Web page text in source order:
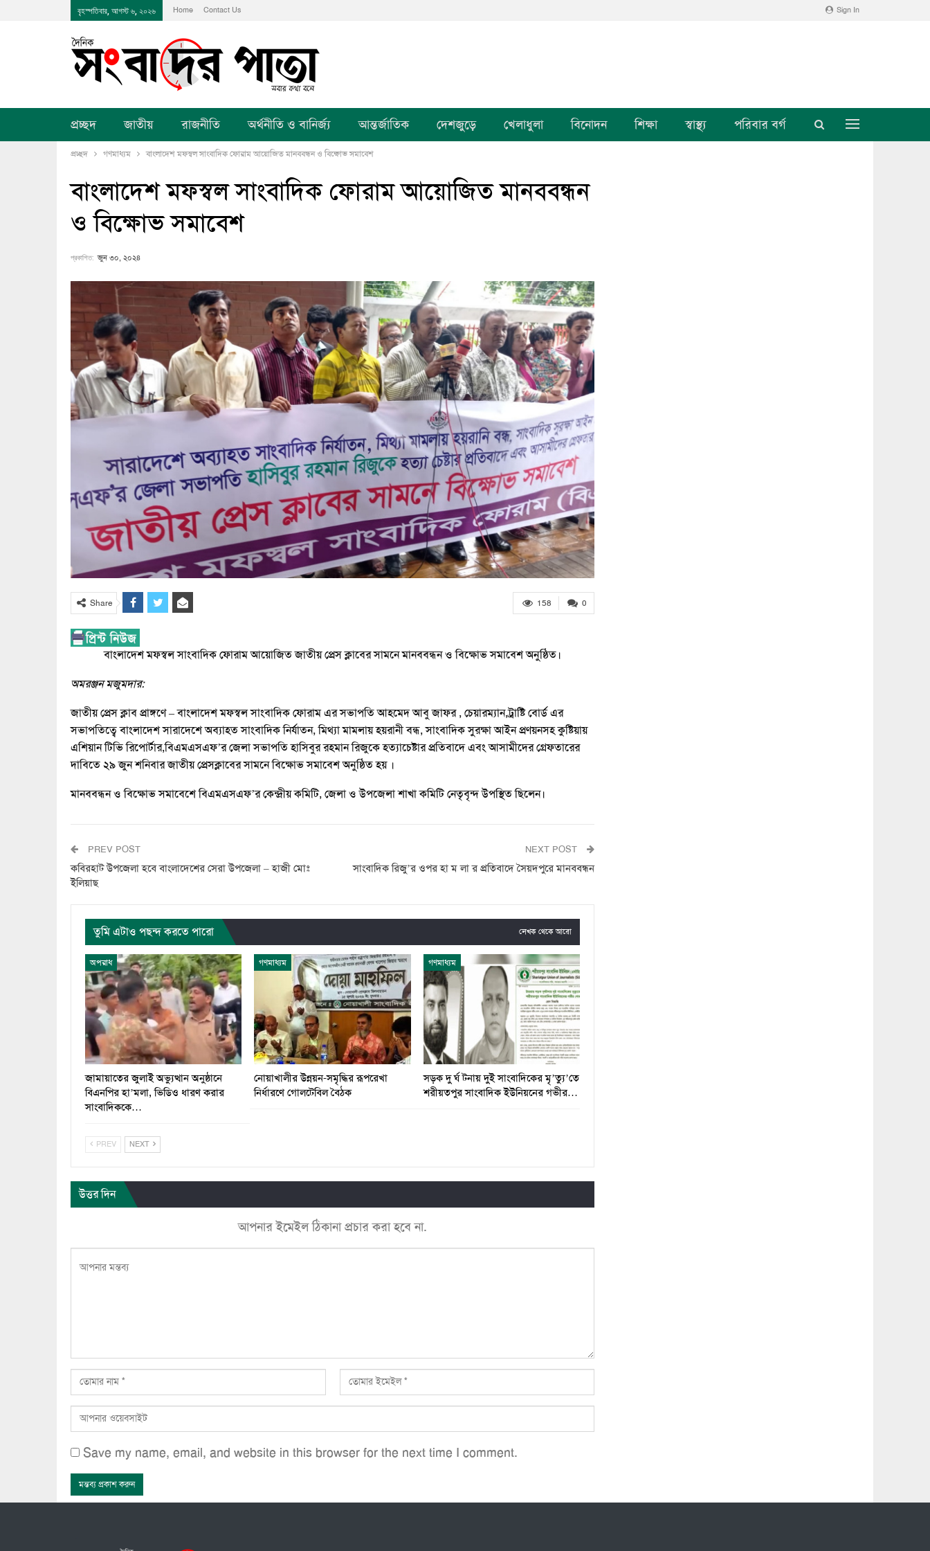
Sign In
বৃহস্পতিবার, আগস্ট ৬, ২০২৬ Home Contact Us
প্রচ্ছদ জাতীয় রাজনীতি অর্থনীতি ও বানির্জ্য আন্তর্জাতিক দেশজুড়ে খেলাধুলা বিনোদন শিক্ষা স্বাস্থ্য পরিবার বর্গ
প্রচ্ছদ গণমাধ্যম বাংলাদেশ মফস্বল সাংবাদিক ফোরাম আয়োজিত মানববন্ধন ও বিক্ষোভ সমাবেশ
বাংলাদেশ মফস্বল সাংবাদিক ফোরাম আয়োজিত মানববন্ধন
ও বিক্ষোভ সমাবেশ
প্রকাশিত: জুন ৩০, ২০২৪
0
158
Share
বাংলাদেশ মফস্বল সাংবাদিক ফোরাম আয়োজিত জাতীয় প্রেস ক্লাবের সামনে মানববন্ধন ও বিক্ষোভ সমাবেশ অনুষ্ঠিত।
অমরঞ্জন মজুমদার:
জাতীয় প্রেস ক্লাব প্রাঙ্গণে – বাংলাদেশ মফস্বল সাংবাদিক ফোরাম এর সভাপতি আহমেদ আবু জাফর , চেয়ারম্যান,ট্রাষ্টি বোর্ড এর
সভাপতিত্বে বাংলাদেশ সারাদেশে অব্যাহত সাংবাদিক নির্যাতন, মিথ্যা মামলায় হয়রানী বন্ধ, সাংবাদিক সুরক্ষা আইন প্রণয়নসহ কুষ্টিয়ায়
এশিয়ান টিভি রিপোর্টার,বিএমএসএফ’র জেলা সভাপতি হাসিবুর রহমান রিজুকে হত্যাচেষ্টার প্রতিবাদে এবং আসামীদের গ্রেফতারের
দাবিতে ২৯ জুন শনিবার জাতীয় প্রেসক্লাবের সামনে বিক্ষোভ সমাবেশ অনুষ্ঠিত হয় ।
মানববন্ধন ও বিক্ষোভ সমাবেশে বিএমএসএফ’র কেন্দ্রীয় কমিটি, জেলা ও উপজেলা শাখা কমিটি নেতৃবৃন্দ উপস্থিত ছিলেন।
PREV POST
কবিরহাট উপজেলা হবে বাংলাদেশের সেরা উপজেলা – হাজী মোঃ
ইলিয়াছ
NEXT POST
সাংবাদিক রিজু’র ওপর হা ম লা র প্রতিবাদে সৈয়দপুরে মানববন্ধন
তুমি এটাও পছন্দ করতে পারো লেখক থেকে আরো
অপরাধ
জামায়াতের জুলাই অভ্যুত্থান অনুষ্ঠানে
বিএনপির হা’মলা, ভিডিও ধারণ করার
সাংবাদিককে…
গণমাধ্যম
নোয়াখালীর উন্নয়ন-সমৃদ্ধির রূপরেখা
নির্ধারণে গোলটেবিল বৈঠক
গণমাধ্যম
সড়ক দু র্ঘ টনায় দুই সাংবাদিকের মৃ’ত্যু’তে
শরীয়তপুর সাংবাদিক ইউনিয়নের গভীর…
PREV NEXT
উত্তর দিন
আপনার ইমেইল ঠিকানা প্রচার করা হবে না.
Save my name, email, and website in this browser for the next time I comment.